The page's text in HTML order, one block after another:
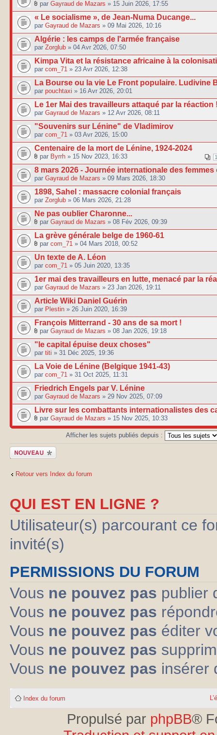
par Gayraud de Mazars » 15 Juin 2026, 17:55
« Le socialisme », de Jean-Numa Ducange...
par Gayraud de Mazars » 09 Mai 2026, 10:16
Algérie : les camps de l'armée française
par Zorglub » 04 Avr 2026, 07:50
Kimpa Vita et la résistance africaine à la
par com_71 » 23 Avr 2026, 12:38
La Bourse ou la vie Le Front populaire. Ludivine
par pouchtaxi » 16 Avr 2026, 20:01
Le 1er Mai des travailleurs attaqué par la réaction
par Gayraud de Mazars » 12 Avr 2026, 08:11
"Souvenirs sur Lénine" de Vladimirov
par com_71 » 03 Avr 2026, 15:00
Centenaire de la mort de Lénine, 1924-2024
1
par Byrrh » 15 Nov 2023, 16:33
8 mars 2026 - Journée internationale des femmes
par Gayraud de Mazars » 09 Mars 2026, 18:30
1898, Sahel : massacre colonial français
par Zorglub » 06 Mars 2026, 21:28
Ne pas oublier Charonne...
par Gayraud de Mazars » 08 Fév 2026, 09:39
La grève générale belge de 1960-61
par com_71 » 04 Mars 2018, 00:52
Un texte de A. Léon
par com_71 » 05 Juin 2020, 13:35
1er mai des travailleurs en lutte, menacé par la
par Gayraud de Mazars » 23 Jan 2026, 19:11
Article Wiki Daniel Guérin
par Plestin » 26 Juin 2020, 16:39
François Mitterrand - 30 ans de sa mort !
par Gayraud de Mazars » 08 Jan 2026, 19:18
"le capital épuise deux choses"
par titi » 31 Déc 2025, 19:36
La Voie de Lénine (Belgique 1941-43)
par com_71 » 31 Oct 2025, 11:31
Friedrich Engels par V. Lénine
par Gayraud de Mazars » 29 Nov 2025, 07:09
Livre sur les combattants internationalistes des
par Gayraud de Mazars » 15 Nov 2025, 10:33
Afficher les sujets publiés depuis :
Publier un
nouveau sujet
Retour vers Index du forum
QUI EST EN LIGNE ?
Utilisateur(s) parcourant ce
invité(s)
PERMISSIONS DU FORUM
Vous ne pouvez pas publier
Vous ne pouvez pas
Vous ne pouvez pas éditer
Vous ne pouvez pas
Vous ne pouvez pas insérer
Index du forum
Propulsé par phpBB®